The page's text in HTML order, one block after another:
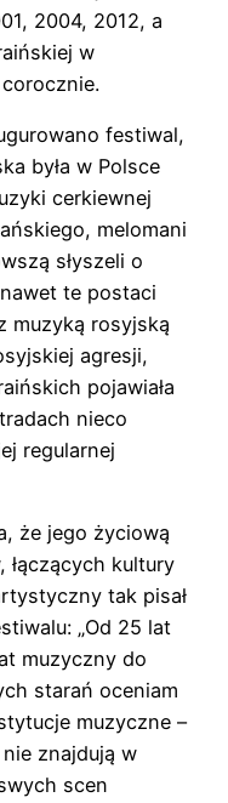
2004, 2012, a
w
festiwal,
była w Polsce
cerkiewnej
melomani
słyszeli o
te postaci
muzyką rosyjską
agresji,
pojawiała
nieco
regularnej
że jego życiową
łączących kultury
tak pisał
„Od 25 lat
muzyczny do
starań oceniam
muzyczne –
znajdują w
scen